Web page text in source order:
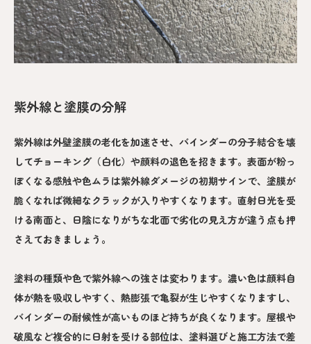
紫外線と塗膜の分解
紫外線は外壁塗膜の老化を加速させ、バインダーの分子結合を壊
してチョーキング（白化）や顔料の退色を招きます。表面が粉っ
ぽくなる感触や色ムラは紫外線ダメージの初期サインで、塗膜が
脆くなれば微細なクラックが入りやすくなります。直射日光を受
ける南面と、日陰になりがちな北面で劣化の見え方が違う点も押
さえておきましょう。
塗料の種類や色で紫外線への強さは変わります。濃い色は顔料自
体が熱を吸収しやすく、熱膨張で亀裂が生じやすくなりますし、
バインダーの耐候性が高いものほど持ちが良くなります。屋根や
破風など複合的に日射を受ける部位は、塗料選びと施工方法で差